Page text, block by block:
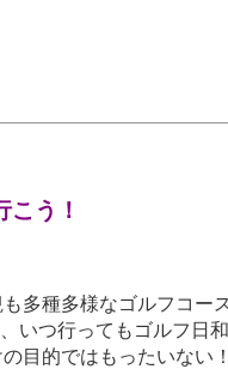
う！
多種多様なゴルフコー
いつ行ってもゴルフ日
目的ではもったいない